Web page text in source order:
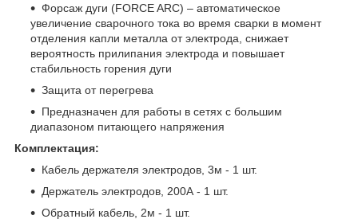
Форсаж дуги (FORCE ARC) – автоматическое
увеличение сварочного тока во время сварки в момент
отделения капли металла от электрода, снижает
вероятность прилипания электрода и повышает
стабильность горения дуги
Защита от перегрева
Предназначен для работы в сетях с большим
диапазоном питающего напряжения
Комплектация:
Кабель держателя электродов, 3м - 1 шт.
Держатель электродов, 200А - 1 шт.
Обратный кабель, 2м - 1 шт.